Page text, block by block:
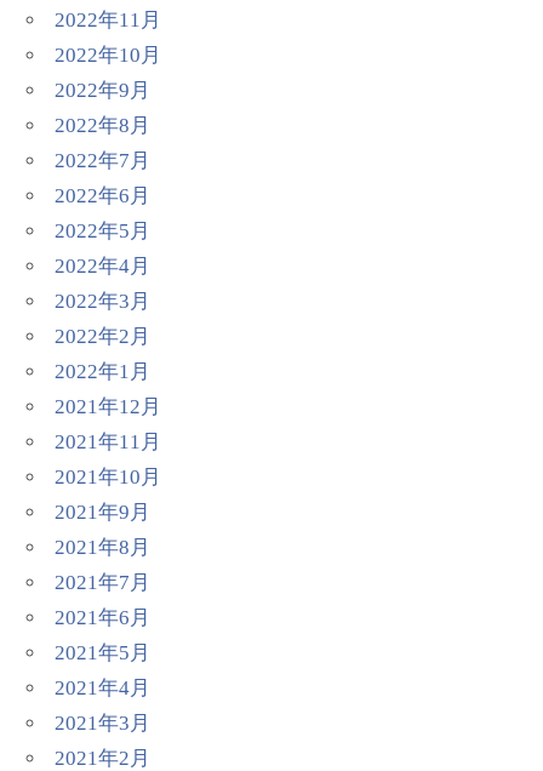
2022年11月
2022年10月
2022年9月
2022年8月
2022年7月
2022年6月
2022年5月
2022年4月
2022年3月
2022年2月
2022年1月
2021年12月
2021年11月
2021年10月
2021年9月
2021年8月
2021年7月
2021年6月
2021年5月
2021年4月
2021年3月
2021年2月